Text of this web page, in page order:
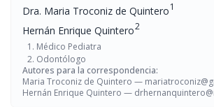
Dra. Maria Troconiz de Quintero1
Hernán Enrique Quintero2
Médico Pediatra
Odontólogo
Autores para la correspondencia:
Maria Troconiz de Quintero —
Hernán Enrique Quintero —